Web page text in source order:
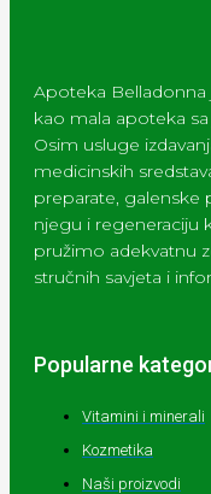
Apoteka Belladonna
kao mala apoteka
Osim usluge
medicinskih
preparate, galenske
njegu i regeneraciju
pružimo adekvatnu
stručnih savjeta i
Popularne
Vitamini i minerali
Kozmetika
Naši proizvodi